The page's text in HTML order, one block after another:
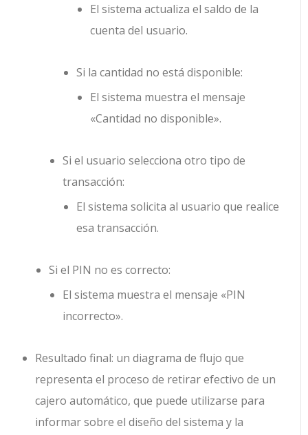
El sistema actualiza el saldo de la
cuenta del usuario.
Si la cantidad no está disponible:
El sistema muestra el mensaje
«Cantidad no disponible».
Si el usuario selecciona otro tipo de
transacción:
El sistema solicita al usuario que realice
esa transacción.
Si el PIN no es correcto:
El sistema muestra el mensaje «PIN
incorrecto».
Resultado final: un diagrama de flujo que
representa el proceso de retirar efectivo de un
cajero automático, que puede utilizarse para
informar sobre el diseño del sistema y la